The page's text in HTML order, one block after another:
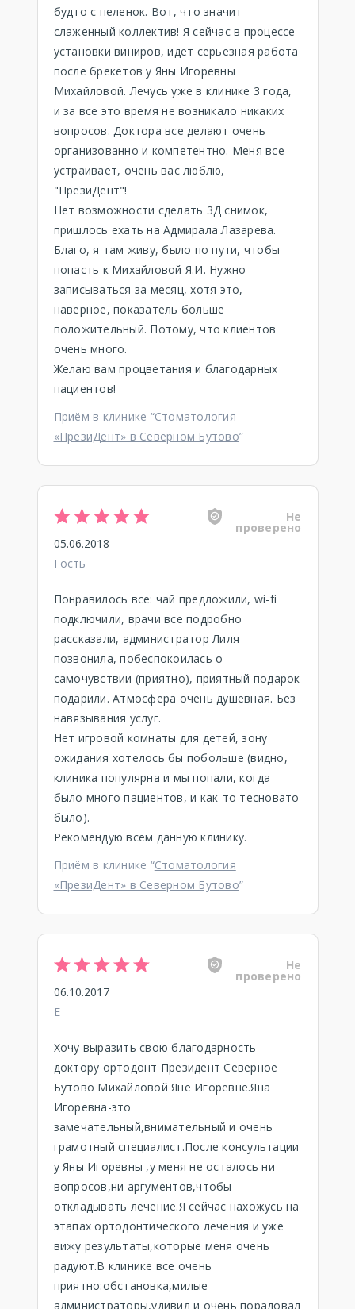
будто с пеленок. Вот, что значит
слаженный коллектив! Я сейчас в процессе
установки виниров, идет серьезная работа
после брекетов у Яны Игоревны
Михайловой. Лечусь уже в клинике 3 года,
и за все это время не возникало никаких
вопросов. Доктора все делают очень
организованно и компетентно. Меня все
устраивает, очень вас люблю,
"ПрезиДент"!
Нет возможности сделать 3Д снимок,
пришлось ехать на Адмирала Лазарева.
Благо, я там живу, было по пути, чтобы
попасть к Михайловой Я.И. Нужно
записываться за месяц, хотя это,
наверное, показатель больше
положительный. Потому, что клиентов
очень много.
Желаю вам процветания и благодарных
пациентов!
Приём в клинике “Стоматология
«ПрезиДент» в Северном Бутово”
Не
проверено
05.06.2018
Гость
Понравилось все: чай предложили, wi-fi
подключили, врачи все подробно
рассказали, администратор Лиля
позвонила, побеспокоилась о
самочувствии (приятно), приятный подарок
подарили. Атмосфера очень душевная. Без
навязывания услуг.
Нет игровой комнаты для детей, зону
ожидания хотелось бы побольше (видно,
клиника популярна и мы попали, когда
было много пациентов, и как-то тесновато
было).
Рекомендую всем данную клинику.
Приём в клинике “Стоматология
«ПрезиДент» в Северном Бутово”
Не
проверено
06.10.2017
Е
Хочу выразить свою благодарность
доктору ортодонт Президент Северное
Бутово Михайловой Яне Игоревне.Яна
Игоревна-это
замечательный,внимательный и очень
грамотный специалист.После консультации
у Яны Игоревны ,у меня не осталось ни
вопросов,ни аргументов,чтобы
откладывать лечение.Я сейчас нахожусь на
этапах ортодонтического лечения и уже
вижу результаты,которые меня очень
радуют.В клинике все очень
приятно:обстановка,милые
администраторы,удивил и очень порадовал